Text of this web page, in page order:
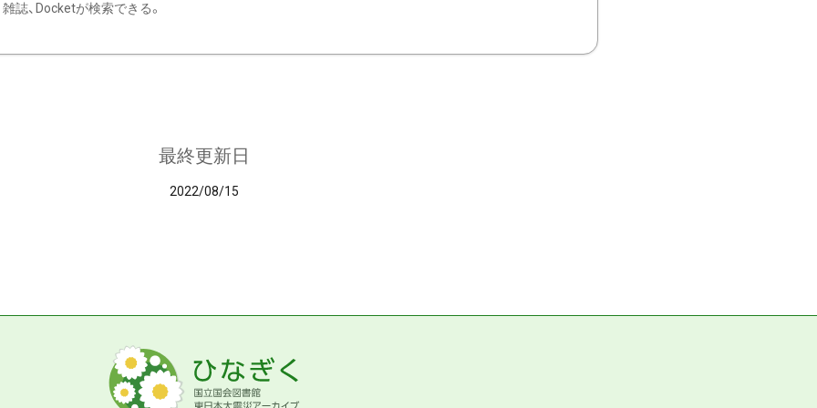
雑誌、Docketが検索できる。
最終更新日
2022/08/15